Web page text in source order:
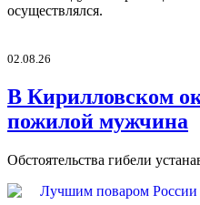
осуществлялся.
02.08.26
В Кирилловском
пожилой мужчина
Обстоятельства гибели